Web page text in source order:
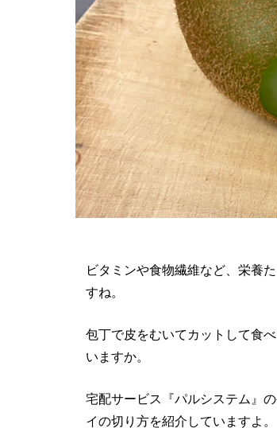
ビタミンや食物繊維など、栄養
すね。
包丁で皮をむいてカットして食
いますか。
宅配サービス『パルシステム』
イの切り方を紹介していますよ。